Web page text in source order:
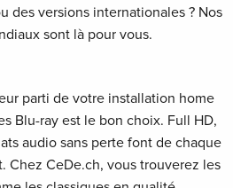
des versions internationales ? Nos
sont là pour vous.
parti de votre installation home
Blu-ray est le bon choix. Full HD,
audio sans perte font de chaque
Chez CeDe.ch, vous trouverez les